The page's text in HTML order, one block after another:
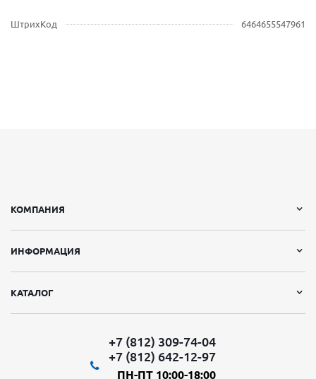
ШтрихКод 6464655547961
КОМПАНИЯ
ИНФОРМАЦИЯ
КАТАЛОГ
+7 (812) 309-74-04
+7 (812) 642-12-97
ПН-ПТ 10:00-18:00